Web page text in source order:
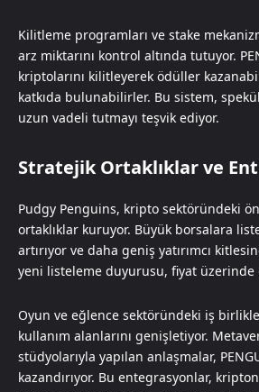
Kilitleme programları ve stake
arz miktarını kontrol altında tutuyor.
kriptolarını kilitleyerek ödüller
katkıda bulunabilirler. Bu sistem,
uzun vadeli tutmayı teşvik ediyor.
Stratejik Ortaklıklar ve
Pudgy Penguins, kripto sektöründeki
ortaklıklar kuruyor. Büyük borsalara
artırıyor ve daha geniş yatırımcı
yeni listeleme duyurusu, fiyat üzerinde
Oyun ve eğlence sektöründeki iş
kullanım alanlarını genişletiyor.
stüdyolarıyla yapılan anlaşmalar,
kazandırıyor. Bu entegrasyonlar,